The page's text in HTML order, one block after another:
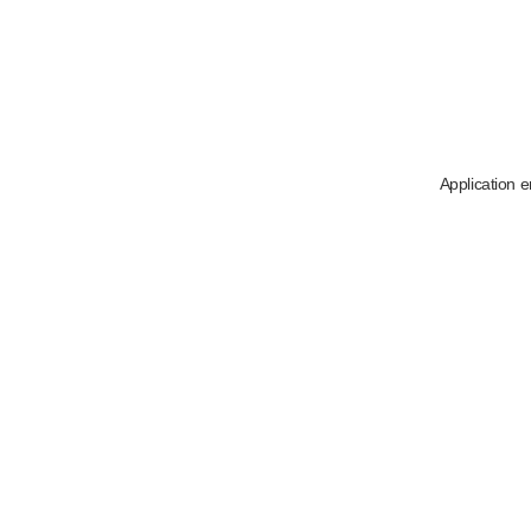
Application